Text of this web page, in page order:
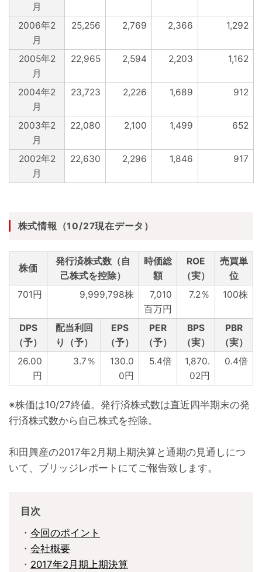
月
2006年2
月
25,256 2,769 2,366 1,292
2005年2
月
22,965 2,594 2,203 1,162
2004年2
月
23,723 2,226 1,689 912
2003年2
月
22,080 2,100 1,499 652
2002年2
月
22,630 2,296 1,846 917
株式情報（10/27現在データ）
株価
発行済株式数（自
己株式を控除）
時価総
額
ROE
（実）
売買単
位
701円
9,999,798株
7,010
百万円
7.2％ 100株
DPS
（予）
配当利回
り（予）
EPS
（予）
PER
（予）
BPS
（実）
PBR
（実）
26.00
円
3.7％
130.0
0円
5.4倍
1,870.
02円
0.4倍
※株価は10/27終値。発行済株式数は直近四半期末の発
行済株式数から自己株式を控除。
和田興産の2017年2月期上期決算と通期の見通しにつ
いて、ブリッジレポートにてご報告致します。
目次
・ 今回のポイント
・ 会社概要
・ 2017年2月期上期決算